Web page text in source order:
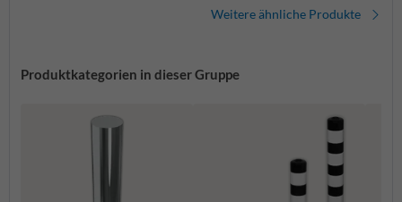
Weitere ähnliche Produkte
Produktkategorien in dieser Gruppe